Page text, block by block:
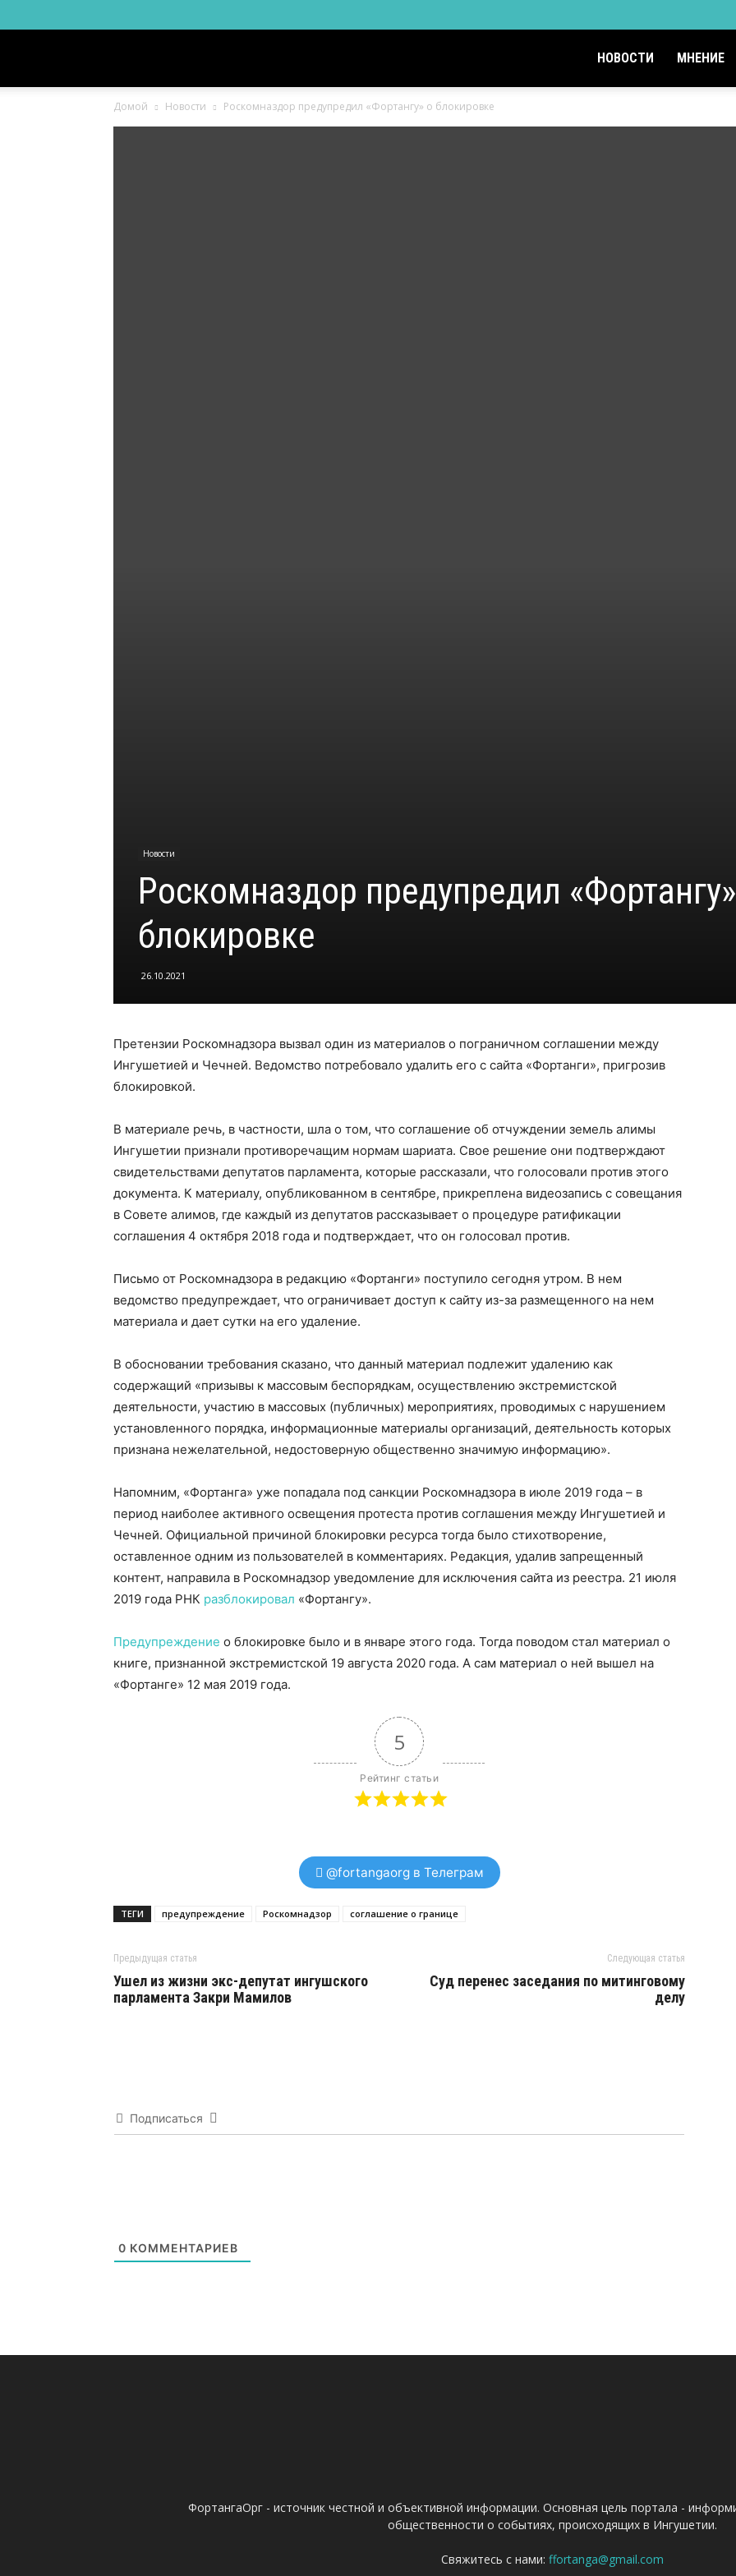
Ингушетии
НОВОСТИ МНЕНИЕ
Домой Новости Роскомназдор предупредил «Фортангу» о блокировке
Новости
Роскомназдор предупредил
блокировке
26.10.2021
Претензии Роскомнадзора вызвал один из материалов о пограничном соглашении между
Ингушетией и Чечней. Ведомство потребовало удалить его с сайта «Фортанги», пригрозив
блокировкой.
В материале речь, в частности, шла о том, что соглашение об отчуждении земель алимы
Ингушетии признали противоречащим нормам шариата. Свое решение они подтверждают
свидетельствами депутатов парламента, которые рассказали, что голосовали против этого
документа. К материалу, опубликованном в сентябре, прикреплена видеозапись с совещания
в Совете алимов, где каждый из депутатов рассказывает о процедуре ратификации
соглашения 4 октября 2018 года и подтверждает, что он голосовал против.
Письмо от Роскомнадзора в редакцию «Фортанги» поступило сегодня утром. В нем
ведомство предупреждает, что ограничивает доступ к сайту из-за размещенного на нем
материала и дает сутки на его удаление.
В обосновании требования сказано, что данный материал подлежит удалению как
содержащий «призывы к массовым беспорядкам, осуществлению экстремистской
деятельности, участию в массовых (публичных) мероприятиях, проводимых с нарушением
установленного порядка, информационные материалы организаций, деятельность которых
признана нежелательной, недостоверную общественно значимую информацию».
Напомним, «Фортанга» уже попадала под санкции Роскомнадзора в июле 2019 года – в
период наиболее активного освещения протеста против соглашения между Ингушетией и
Чечней. Официальной причиной блокировки ресурса тогда было стихотворение,
оставленное одним из пользователей в комментариях. Редакция, удалив запрещенный
контент, направила в Роскомнадзор уведомление для исключения сайта из реестра. 21 июля
2019 года РНК разблокировал «Фортангу».
Предупреждение о блокировке было и в январе этого года. Тогда поводом стал материал о
книге, признанной экстремистской 19 августа 2020 года. А сам материал о ней вышел на
«Фортанге» 12 мая 2019 года.
5
Рейтинг статьи
@fortangaorg в Телеграм
ТЕГИ предупреждение Роскомнадзор соглашение о границе
Предыдущая статья
Ушел из жизни экс-депутат ингушского
парламента Закри Мамилов
Следующая статья
Суд перенес заседания по митинговому
делу
Подписаться
0 КОММЕНТАРИЕВ
ФортангаОрг - источник честной и объективной информации. Основная цель портала -
общественности о событиях, происходящих в Ингушетии.
Свяжитесь с нами: ffortanga@gmail.com